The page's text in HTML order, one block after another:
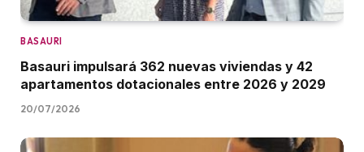
BASAURI
Basauri impulsará 362 nuevas viviendas y 42
apartamentos dotacionales entre 2026 y 2029
20/07/2026